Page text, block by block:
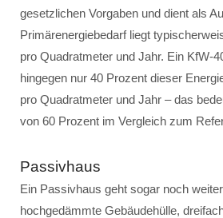
gesetzlichen Vorgaben und dient als
Primärenergiebedarf liegt
pro Quadratmeter und Jahr. Ein KfW-
hingegen nur 40 Prozent dieser
pro Quadratmeter und Jahr – das
von 60 Prozent im Vergleich zum
Passivhaus
Ein Passivhaus geht sogar noch
hochgedämmte Gebäudehülle,